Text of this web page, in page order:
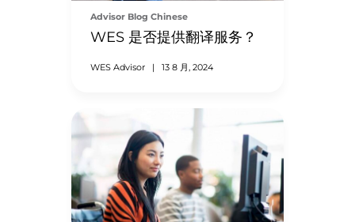
Advisor Blog Chinese
WES 是否提供翻译服务？
WES Advisor | 13 8 月, 2024